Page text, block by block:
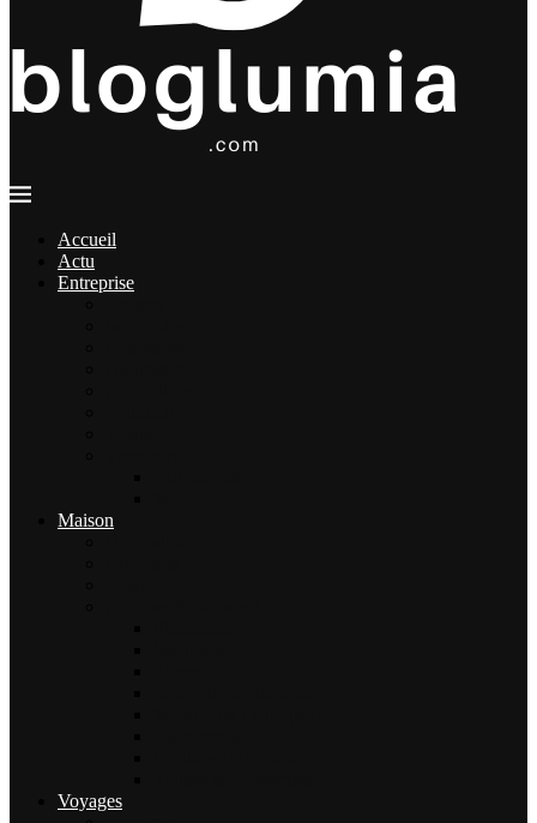
Accueil
Actu
Entreprise
Maison
Voyages